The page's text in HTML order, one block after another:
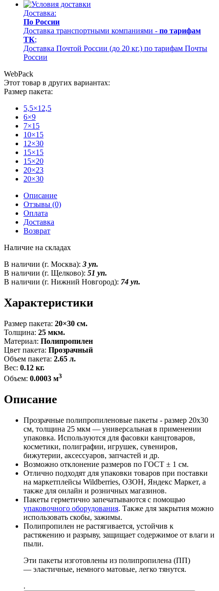
Доставка:
По России
Доставка транспортными компаниями - по тарифам
ТК;
Доставка Почтой России (до 20 кг.) по тарифам Почты
России
WebPack
Этот товар в других вариантах:
Размер пакета:
5,5×12,5
6×9
7×15
10×15
12×30
15×15
15×20
20×23
20×30
Описание
Отзывы (0)
Оплата
Доставка
Возврат
Наличие на складах
В наличии (г. Москва): 3 уп.
В наличии (г. Щелково): 51 уп.
В наличии (г. Нижний Новгород): 74 уп.
Характеристики
Размер пакета: 20×30 см.
Толщина: 25 мкм.
Материал: Полипропилен
Цвет пакета: Прозрачный
Объем пакета: 2.65 л.
Вес: 0.12 кг.
Объем: 0.0003 м3
Описание
Прозрачные полипропиленовые пакеты - размер 20x30
см, толщина 25 мкм — универсальная в применении
упаковка. Используются для фасовки канцтоваров,
косметики, полиграфии, игрушек, сувениров,
бижутерии, аксессуаров, запчастей и др.
Возможно отклонение размеров по ГОСТ ± 1 см.
Отлично подходят для упаковки товаров при поставки
на маркетплейсы Wildberries, ОЗОН, Яндекс Маркет, а
также для онлайн и розничных магазинов.
Пакеты герметично запечатываются с помощью
упаковочного оборудования. Также для закрытия можно
использовать скобы, зажимы.
Полипропилен не растягивается, устойчив к
растяжению и разрыву, защищает содержимое от влаги и
пыли.
Эти пакеты изготовлены из полипропилена (ПП)
— эластичные, немного матовые, легко тянутся.
.